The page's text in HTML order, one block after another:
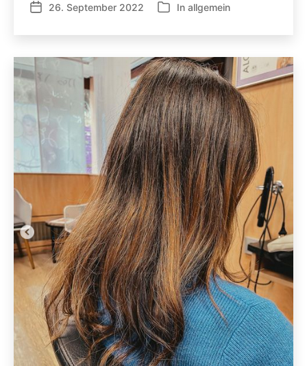
Veröffentlichungsdatum
26. September 2022 Kategorien
In allgemein